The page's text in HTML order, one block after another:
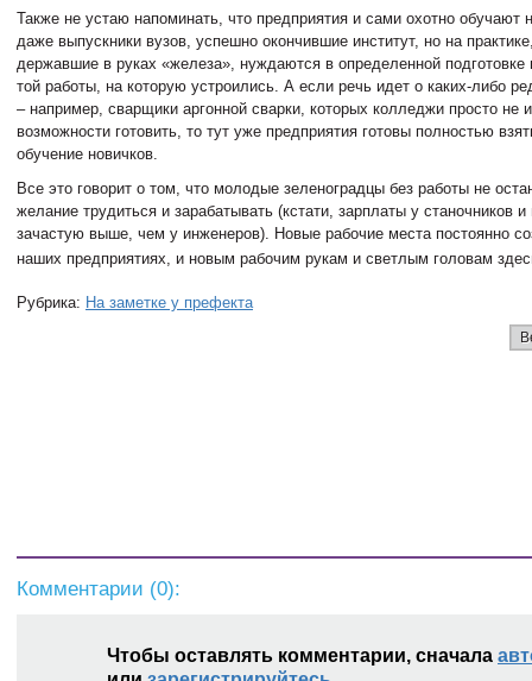
Также не устаю напоминать, что предприятия и сами охотно обучают
даже выпускники вузов, успешно окончившие институт, но на
державшие в руках «железа», нуждаются в определенной подготовке
той работы, на которую устроились. А если речь идет о каких-либо
– например, сварщики аргонной сварки, которых колледжи просто не
возможности готовить, то тут уже предприятия готовы полностью
обучение новичков.
Все это говорит о том, что молодые зеленоградцы без работы не
желание трудиться и зарабатывать (кстати, зарплаты у станочников и
зачастую выше, чем у инженеров). Новые рабочие места постоянно
наших предприятиях, и новым рабочим рукам и светлым головам
Рубрика: На заметке у префекта
Комментарии (0):
Чтобы оставлять комментарии, сначала